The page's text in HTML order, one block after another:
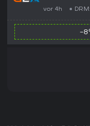
vor 4h DRM:
-